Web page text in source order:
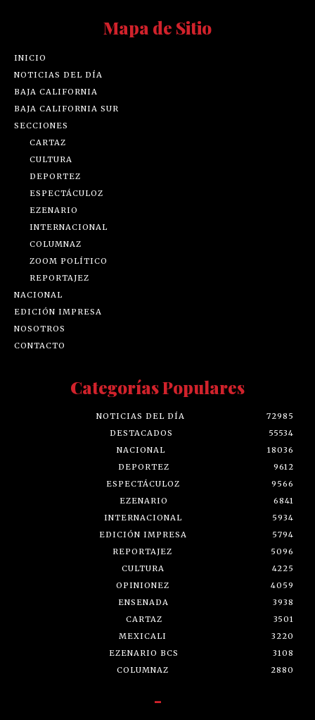
Mapa de Sitio
INICIO
NOTICIAS DEL DÍA
BAJA CALIFORNIA
BAJA CALIFORNIA SUR
SECCIONES
CARTAZ
CULTURA
DEPORTEZ
ESPECTÁCULOZ
EZENARIO
INTERNACIONAL
COLUMNAZ
ZOOM POLÍTICO
REPORTAJEZ
NACIONAL
EDICIÓN IMPRESA
NOSOTROS
CONTACTO
Categorías Populares
NOTICIAS DEL DÍA
72985
DESTACADOS
55534
NACIONAL
18036
DEPORTEZ
9612
ESPECTÁCULOZ
9566
EZENARIO
6841
INTERNACIONAL
5934
EDICIÓN IMPRESA
5794
REPORTAJEZ
5096
CULTURA
4225
OPINIONEZ
4059
ENSENADA
3938
CARTAZ
3501
MEXICALI
3220
EZENARIO BCS
3108
COLUMNAZ
2880
-